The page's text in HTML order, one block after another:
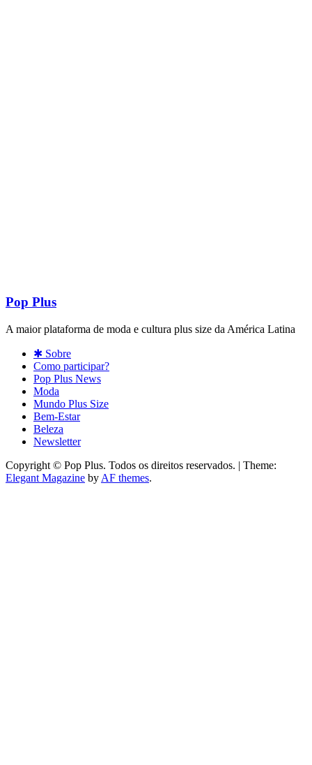
Pop Plus
A maior plataforma de moda e cultura plus size da América Latina
✱ Sobre
Como participar?
Pop Plus News
Moda
Mundo Plus Size
Bem-Estar
Beleza
Newsletter
Copyright © Pop Plus. Todos os direitos reservados. | Theme:
Elegant Magazine by AF themes.